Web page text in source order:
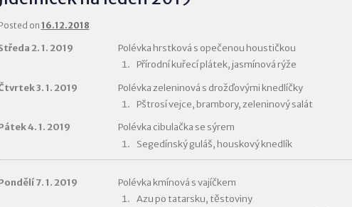
on16.12.2018
2. 1. 2019
Polévka hrstková s opečenou houstičkou
Přírodní kuřecí plátek, jasmínová rýže
3. 1. 2019
Polévka zeleninová s drožďovými knedlíčky
Pštrosí vejce, brambory, zeleninový salát
4. 1. 2019
Polévka cibulačka se sýrem
Segedínský guláš, houskový knedlík
7. 1. 2019
Polévka kmínová s vajíčkem
Azu po tatarsku, těstoviny